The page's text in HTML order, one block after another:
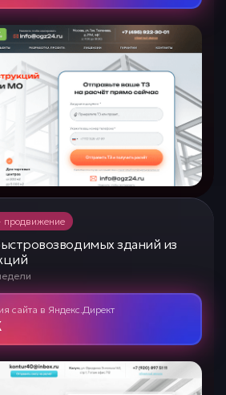
продвижение
зданий из
сайта в Яндекс.Директ